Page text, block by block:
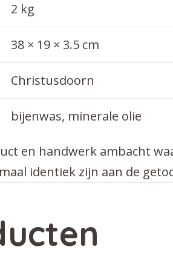
2 kg
38 × 19 × 3.5 cm
Christusdoorn
bijenwas, minerale olie
en handwerk ambacht
identiek zijn aan de